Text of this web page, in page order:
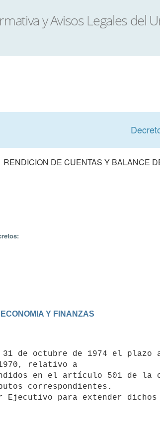
RENDICION DE CUENTAS Y BALANCE
Y FINANZAS
relativo a
en el artículo 501 de la
correspondientes.